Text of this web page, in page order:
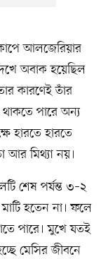
আলজেরিয়ার
অবাক হয়েছিল
কারণেই তাঁর
থাকতে পারে অন্য
হারতে হারতে
আর মিথ্যা নয়।
শেষ পর্যন্ত ৩–২
হতেন না। ফলে
পারে। মুখে যতই
মেসির জীবনে